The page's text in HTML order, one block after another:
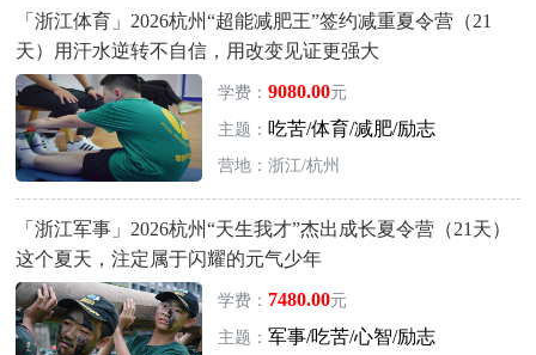
「浙江体育」2026杭州“超能减肥王”签约减重夏令营（21
天）用汗水逆转不自信，用改变见证更强大
学费： 9080.00元
主题： 吃苦/体育/减肥/励志
营地：浙江/杭州
「浙江军事」2026杭州“天生我才”杰出成长夏令营（21天）
这个夏天，注定属于闪耀的元气少年
学费： 7480.00元
主题： 军事/吃苦/心智/励志